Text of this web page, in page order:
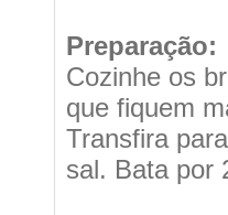
Preparação:
Cozinhe os
que fiquem
Transfira
sal. Bata por